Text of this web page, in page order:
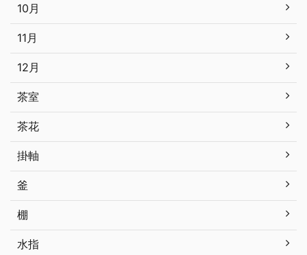
10月
11月
12月
茶室
茶花
掛軸
釜
棚
水指